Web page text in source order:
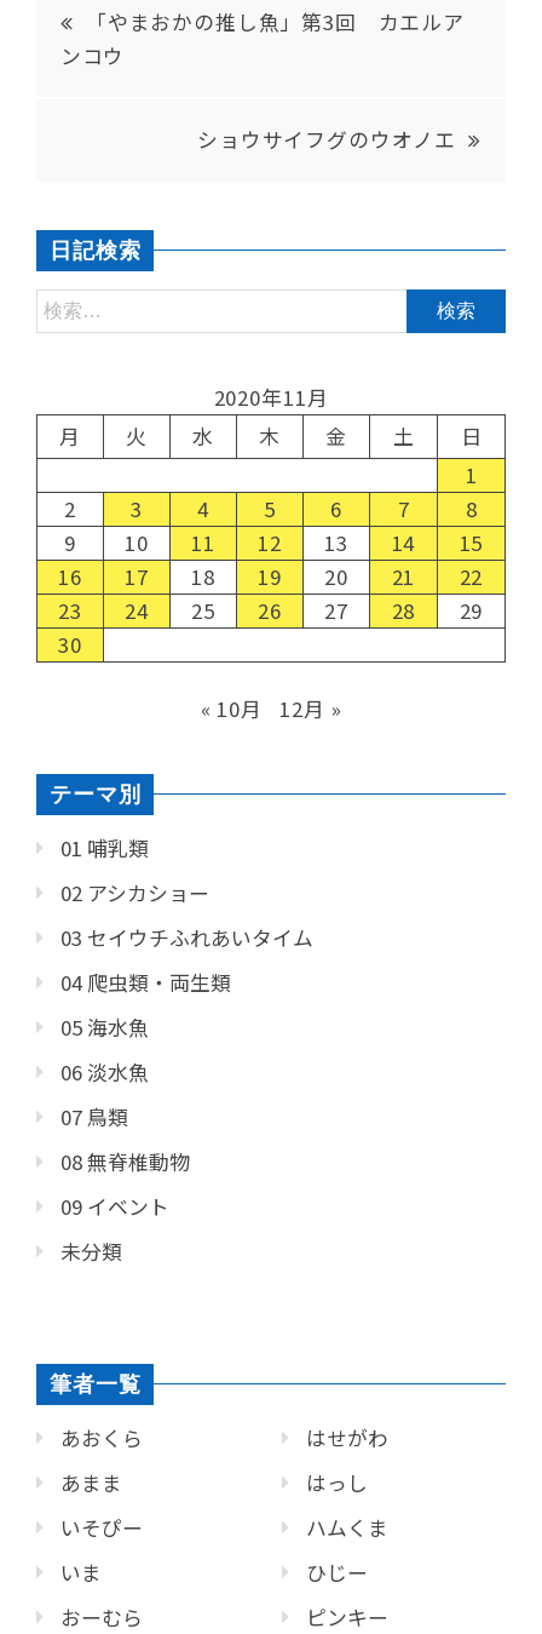
「やまおかの推し魚」第3回 カエルア
ンコウ
ショウサイフグのウオノエ
日記検索
2020年11月
月
火 水 木 金 土
日
1
2
3 4 5 6 7
8
9
10 11 12 13 14
15
16
17 18 19 20 21
22
23
24 25 26 27 28
29
30
« 10月 12月 »
テーマ別
01 哺乳類
02 アシカショー
03 セイウチふれあいタイム
04 爬虫類・両生類
05 海水魚
06 淡水魚
07 鳥類
08 無脊椎動物
09 イベント
未分類
筆者一覧
あおくら
あまま
いそぴー
いま
おーむら
はせがわ
はっし
ハムくま
ひじー
ピンキー